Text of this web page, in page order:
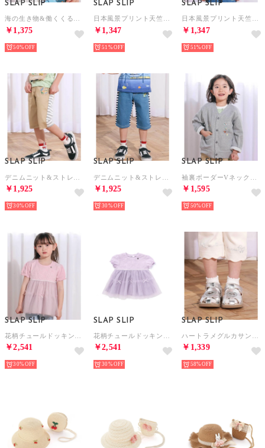
SLAP SLIP
海の生き物&働くくるまサファリハット(50~54cm) （ネイビー）
￥1,375
50%
SLAP SLIP
日本風景プリント天竺半袖Tシャツ(80~130cm) （グリーン）
￥1,347
51%
SLAP SLIP
日本風景プリント天竺半袖Tシャツ(80~130cm) （ホワイト）
￥1,347
51%
SLAP SLIP
￥1,925
30%
SLAP SLIP
￥1,925
30%
SLAP SLIP
￥1,595
50%
SLAP SLIP
￥2,541
30%
SLAP SLIP
￥2,541
30%
SLAP SLIP
￥1,339
58%